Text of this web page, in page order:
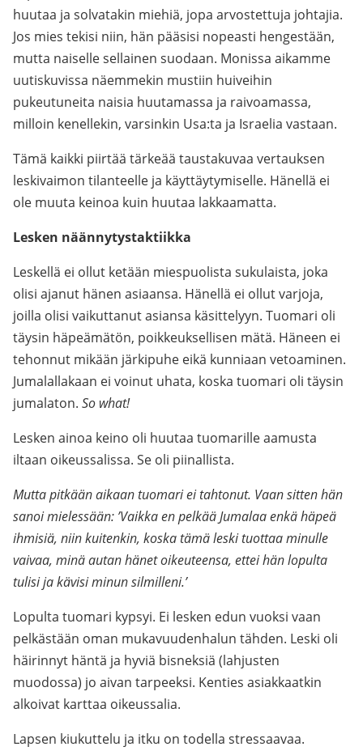
huutaa ja solvatakin miehiä, jopa arvostettuja johtajia.
Jos mies tekisi niin, hän pääsisi nopeasti hengestään,
mutta naiselle sellainen suodaan. Monissa aikamme
uutiskuvissa näemmekin mustiin huiveihin
pukeutuneita naisia huutamassa ja raivoamassa,
milloin kenellekin, varsinkin Usa:ta ja Israelia vastaan.
Tämä kaikki piirtää tärkeää taustakuvaa vertauksen
leskivaimon tilanteelle ja käyttäytymiselle. Hänellä ei
ole muuta keinoa kuin huutaa lakkaamatta.
Lesken näännytystaktiikka
Leskellä ei ollut ketään miespuolista sukulaista, joka
olisi ajanut hänen asiaansa. Hänellä ei ollut varjoja,
joilla olisi vaikuttanut asiansa käsittelyyn. Tuomari oli
täysin häpeämätön, poikkeuksellisen mätä. Häneen ei
tehonnut mikään järkipuhe eikä kunniaan vetoaminen.
Jumalallakaan ei voinut uhata, koska tuomari oli täysin
jumalaton. So what!
Lesken ainoa keino oli huutaa tuomarille aamusta
iltaan oikeussalissa. Se oli piinallista.
Mutta pitkään aikaan tuomari ei tahtonut. Vaan sitten hän
sanoi mielessään: ’Vaikka en pelkää Jumalaa enkä häpeä
ihmisiä, niin kuitenkin, koska tämä leski tuottaa minulle
vaivaa, minä autan hänet oikeuteensa, ettei hän lopulta
tulisi ja kävisi minun silmilleni.’
Lopulta tuomari kypsyi. Ei lesken edun vuoksi vaan
pelkästään oman mukavuudenhalun tähden. Leski oli
häirinnyt häntä ja hyviä bisneksiä (lahjusten
muodossa) jo aivan tarpeeksi. Kenties asiakkaatkin
alkoivat karttaa oikeussalia.
Lapsen kiukuttelu ja itku on todella stressaavaa.